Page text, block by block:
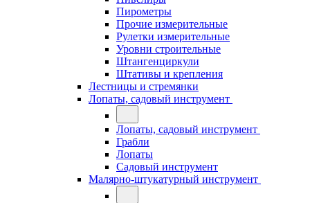
Пирометры
Прочие измерительные
Рулетки измерительные
Уровни строительные
Штангенциркули
Штативы и крепления
Лестницы и стремянки
Лопаты, садовый инструмент
Лопаты, садовый инструмент
Грабли
Лопаты
Садовый инструмент
Малярно-штукатурный инструмент